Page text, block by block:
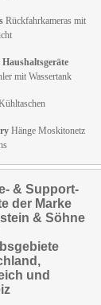
Rückfahrkameras mit
Haushaltsgeräte
mit Wassertank
Hänge Moskitonetz
& Support-
der Marke
& Söhne
und